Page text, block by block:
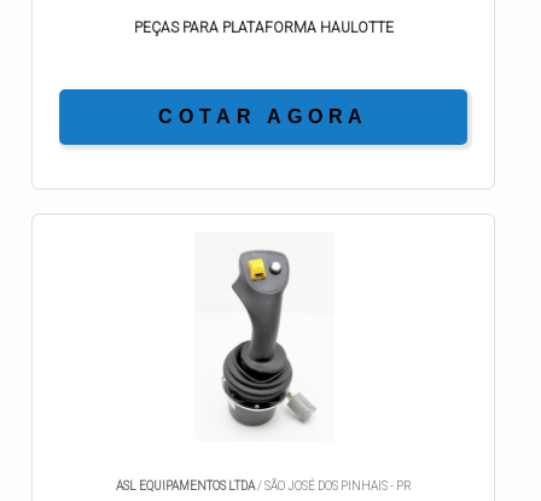
PEÇAS PARA PLATAFORMA HAULOTTE
COTAR AGORA
ASL EQUIPAMENTOS LTDA/ SÃO JOSÉ DOS PINHAIS - PR